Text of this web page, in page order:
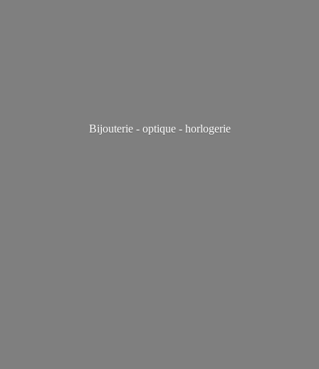
Bijouterie - optique - horlogerie